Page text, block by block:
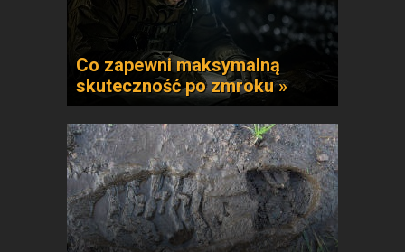
Co zapewni maksymalną
skuteczność po zmroku »